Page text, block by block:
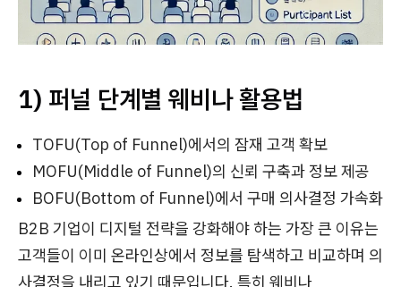
1) 퍼널 단계별 웨비나 활용법
TOFU(Top of Funnel)에서의 잠재 고객 확보
MOFU(Middle of Funnel)의 신뢰 구축과 정보 제공
BOFU(Bottom of Funnel)에서 구매 의사결정 가속화
B2B 기업이 디지털 전략을 강화해야 하는 가장 큰 이유는
고객들이 이미 온라인상에서 정보를 탐색하고 비교하며 의
사결정을 내리고 있기 때문입니다. 특히 웨비나